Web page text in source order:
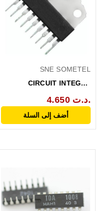
SNE SOMETEL
CIRCUIT INTEGRE
4.650 د.ت.
أضف إلى السلة